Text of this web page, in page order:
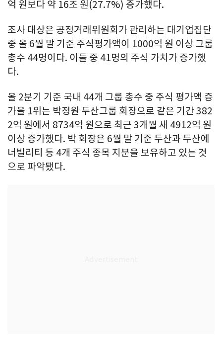
억 원보다 약 16조 원(27.7%) 증가했다.
조사 대상은 공정거래위원회가 관리하는 대기업집단
중 올 6월 말 기준 주식평가액이 1000억 원 이상 그룹
총수 44명이다. 이들 중 41명의 주식 가치가 증가했
다.
올 2분기 기준 국내 44개 그룹 총수 중 주식 평가액 증
가율 1위는 박정원 두산그룹 회장으로 같은 기간 382
2억 원에서 8734억 원으로 최근 3개월 새 4912억 원
이상 증가했다. 박 회장은 6월 말 기준 두산과 두산에
너빌리티 등 4개 주식 종목 지분을 보유하고 있는 것
으로 파악됐다.